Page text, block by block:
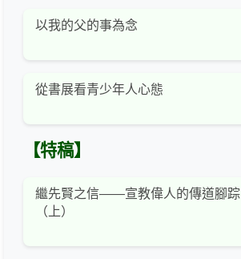
以我的父的事為念
從書展看青少年人心態
【特稿】
繼先賢之信——宣教偉人的傳道腳踪
（上）